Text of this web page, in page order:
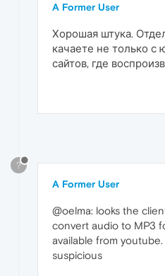
A Former User
Хорошая штука.
качаете не только с
сайтов, где
?
A Former User
@oelma: looks the
convert audio to MP3
available from
suspicious